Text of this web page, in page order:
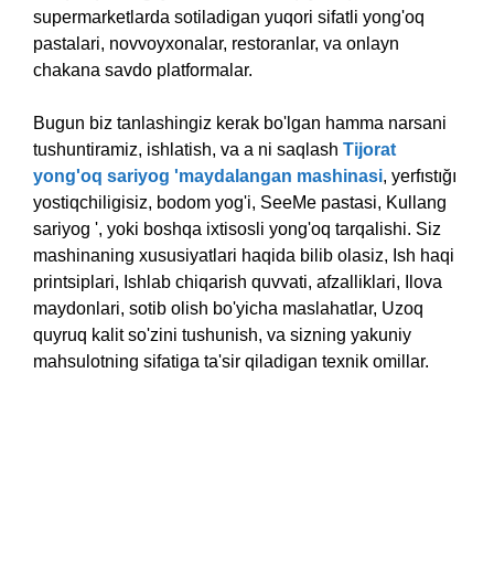
supermarketlarda sotiladigan yuqori sifatli yong'oq
pastalari, novvoyxonalar, restoranlar, va onlayn
chakana savdo platformalar.
Bugun biz tanlashingiz kerak bo'lgan hamma narsani
tushuntiramiz, ishlatish, va a ni saqlash Tijorat
yong'oq sariyog 'maydalangan mashinasi, yerfıstığı
yostiqchiligisiz, bodom yog'i, SeeMe pastasi, Kullang
sariyog ', yoki boshqa ixtisosli yong'oq tarqalishi. Siz
mashinaning xususiyatlari haqida bilib olasiz, Ish haqi
printsiplari, Ishlab chiqarish quvvati, afzalliklari, Ilova
maydonlari, sotib olish bo'yicha maslahatlar, Uzoq
quyruq kalit so'zini tushunish, va sizning yakuniy
mahsulotning sifatiga ta'sir qiladigan texnik omillar.